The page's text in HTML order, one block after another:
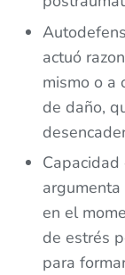
actuó
mismo o a
de daño,
en el
de estrés
para